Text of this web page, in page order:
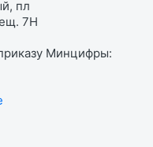
пл
7Н
Минцифры: